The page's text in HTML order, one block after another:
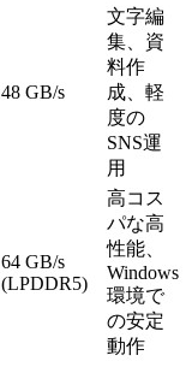
48 GB/s
文字編
集、資
料作
成、軽
度の
SNS運
用
64 GB/s
(LPDDR5)
高コス
パな高
性能、
Windows
環境で
の安定
動作